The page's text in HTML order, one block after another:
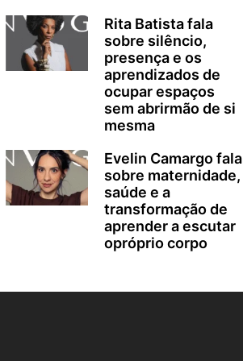
Rita Batista fala
sobre silêncio,
presença e os
aprendizados de
ocupar espaços
sem abrirmão de si
mesma
Evelin Camargo fala
sobre maternidade,
saúde e a
transformação de
aprender a escutar
opróprio corpo